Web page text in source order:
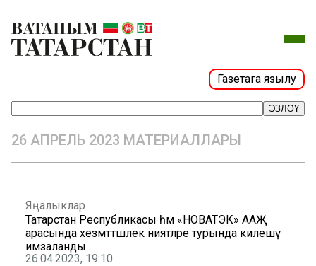
Газетага язылу
ЭЗЛӘҮ
26 АПРЕЛЬ 2023 МАТЕРИАЛЛАРЫ
Яңалыклар
Татарстан Республикасы һәм «НОВАТЭК» ААҖ
арасында хезмәттәшлек ниятләре турында килешү
имзаланды
26.04.2023, 19:10